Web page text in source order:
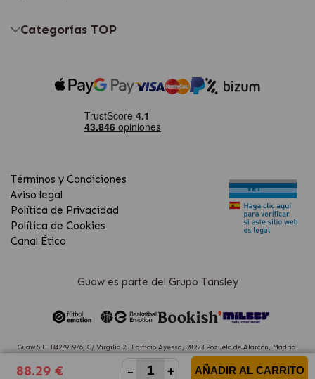
88.29 € - + AÑADIR AL CARRITO
Categorías TOP
Términos y Condiciones
Aviso legal
Política de Privacidad
Política de Cookies
Canal Ético
Guaw es parte del Grupo Tansley
Guaw S.L. B42793976, C/ Virgilio 25 Edificio Ayessa, 28223 Pozuelo de Alarcón, Madrid.
(Spain)